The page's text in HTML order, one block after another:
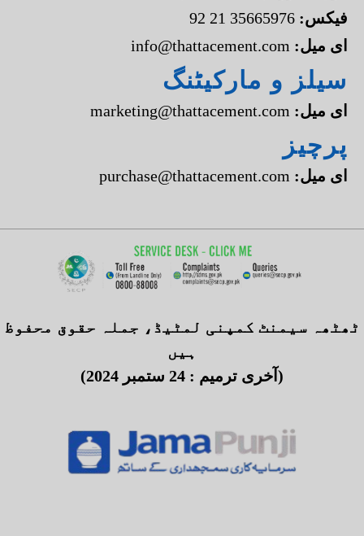
92 21 35665976 :فیکس
info@thattacement.com
:ای میل
سیلز و مارکیٹنگ
marketing@thattacement.com :ای میل
پرچیز
purchase@thattacement.com :ای میل
ٹھٹھہ سیمنٹ کمپنی لمٹیڈ، جملہ حقوق محفوظ
ہیں
(آخری ترمیم : 24 ستمبر 2024)